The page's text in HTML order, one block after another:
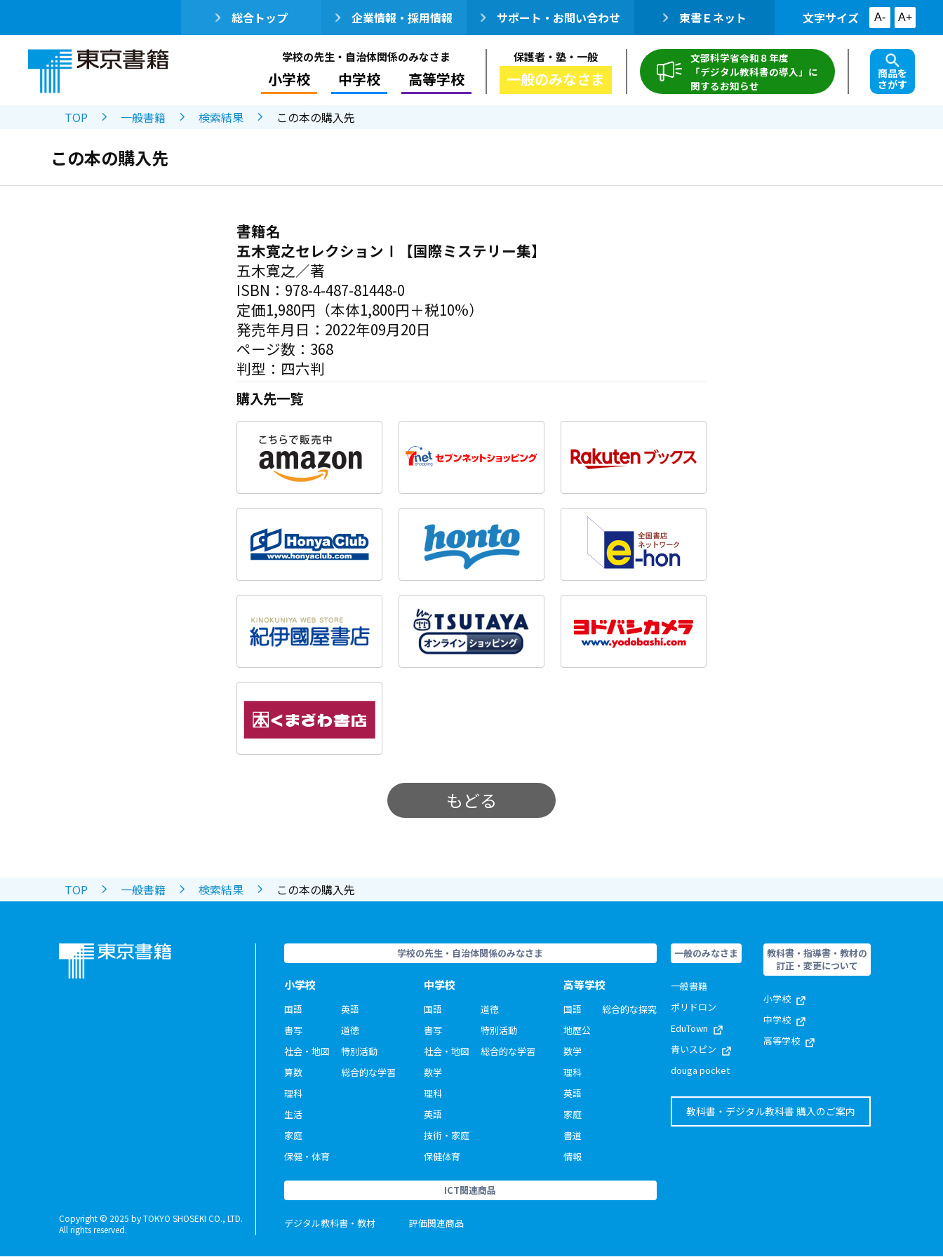
総合トップ 企業情報・採用情報 サポート・お問い合わせ 東書Ｅネット 文字サイズ A- A+
学校の先生・自治体関係のみなさま
小学校 中学校 高等学校
保護者・塾・一般
一般のみなさま
文部科学省令和８年度
「デジタル教科書の導入」に
関するお知らせ
商品を
さがす
TOP 一般書籍 検索結果 この本の購入先
この本の購入先
書籍名
五木寛之セレクションⅠ【国際ミステリー集】
五木寛之／著
ISBN：978-4-487-81448-0
定価1,980円（本体1,800円＋税10%）
発売年月日：2022年09月20日
ページ数：368
判型：四六判
購入先一覧
もどる
TOP 一般書籍 検索結果 この本の購入先
Copyright © 2025 by TOKYO SHOSEKI CO., LTD.
All rights reserved.
学校の先生・自治体関係のみなさま
小学校
国語
書写
社会・地図
算数
理科
生活
家庭
保健・体育
英語
道徳
特別活動
総合的な学習
中学校
国語
書写
社会・地図
数学
理科
英語
技術・家庭
保健体育
道徳
特別活動
総合的な学習
高等学校
国語
地歴公
数学
理科
英語
家庭
書道
情報
総合的な探究
ICT関連商品
デジタル教科書・教材 評価関連商品
一般のみなさま
一般書籍
ポリドロン
EduTown
青いスピン
douga pocket
教科書・指導書・教材の
訂正・変更について
小学校
中学校
高等学校
教科書・デジタル教科書 購入のご案内